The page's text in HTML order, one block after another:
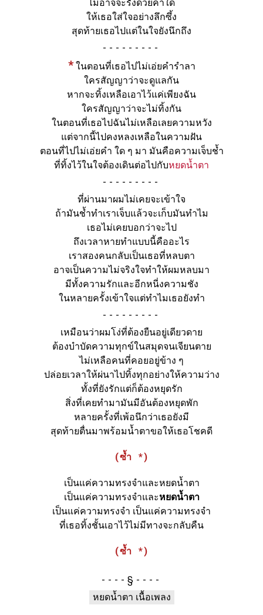
ไม่อาจจะรั้งด้วยคำใด
ให้เธอใส่ใจอย่างลึกซึ้ง
สุดท้ายเธอไปแต่ในใจยังนึกถึง
-
*ในตอนที่เธอไปไม่เอ่ยคำรำลา
ใครสัญญาว่าจะดูแลกัน
หากจะทิ้งเหลือเอาไว้แค่เพียงฉัน
ใครสัญญาว่าจะไม่ทิ้งกัน
ในตอนที่เธอไปฉันไม่เหลือเลยความหวัง
แต่จากนี้ไปคงหลงเหลือในความฝัน
ตอนที่ไปไม่เอ่ยคำ ใด ๆ มา มันคือความเจ็บช้ำ
ที่ทิ้งไว้ในใจต้องเดินต่อไปกับหยดน้ำตา
-
ที่ผ่านมาผมไม่เคยจะเข้าใจ
ถ้ามันช้ำทำเราเจ็บแล้วจะเก็บมันทำไม
เธอไม่เคยบอกว่าจะไป
ถึงเวลาหายทำแบบนี้คืออะไร
เราสองคนกลับเป็นเธอที่หลบตา
อาจเป็นความไม่จริงใจทำให้ผมหลบมา
มีทั้งความรักและอีกหนี่งความชัง
ในหลายครั้งเข้าใจแต่ทำไมเธอยังทำ
-
เหมือนว่าผมโง่ที่ต้องยืนอยู่เดียวดาย
ต้องบำบัดความทุกข์ในสมุดจนเจียนตาย
ไม่เหลือคนที่คอยอยู่ข้าง ๆ
ปล่อยเวลาให้ผ่นาไปทิ้งทุกอย่างให้ความว่าง
ทั้งที่ยังรักแต่ก็ต้องหยุดรัก
สิ่งที่เคยทำมามันมีอันต้องหยุดพัก
หลายครั้งที่เพ้อนึกว่าเธอยังมี
สุดท้ายตื่นมาพร้อมน้ำตาขอให้เธอโชคดี
(ซ้ำ *)
เป็นแค่ความทรงจำและหยดน้ำตา
เป็นแค่ความทรงจำและหยดน้ำตา
เป็นแค่ความทรงจำ เป็นแค่ความทรงจำ
ที่เธอทิ้งชั้นเอาไว้ไม่มีทางจะกลับคืน
(ซ้ำ *)
§
หยดน้ำตา เนื้อเพลง